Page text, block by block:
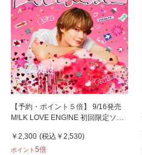
【予約・ポイント５倍】 9/16発売
M!LK LOVE ENG!NE 初回限定ソロ
￥2,300 (税込 ￥2,530)
ポイント5倍